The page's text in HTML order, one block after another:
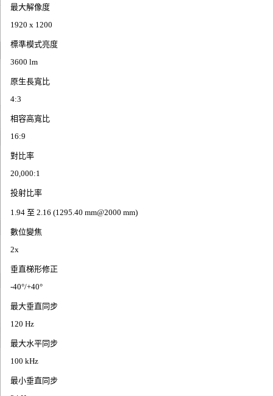
最大解像度
1920 x 1200
標準模式亮度
3600 lm
原生長寬比
4:3
相容高寬比
16:9
對比率
20,000:1
投射比率
1.94 至 2.16 (1295.40 mm@2000 mm)
數位變焦
2x
垂直梯形修正
-40°/+40°
最大垂直同步
120 Hz
最大水平同步
100 kHz
最小垂直同步